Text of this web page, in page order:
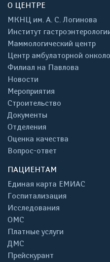
О ЦЕНТРЕ
МКНЦ им. А. С. Логинова
Институт
Маммологический центр
Центр амбулаторной
Филиал на Павлова
Новости
Мероприятия
Строительство
Документы
Отделения
Оценка качества
Вопрос-ответ
ПАЦИЕНТАМ
Единая карта ЕМИАС
Госпитализация
Исследования
ОМС
Платные услуги
ДМС
Прейскурант